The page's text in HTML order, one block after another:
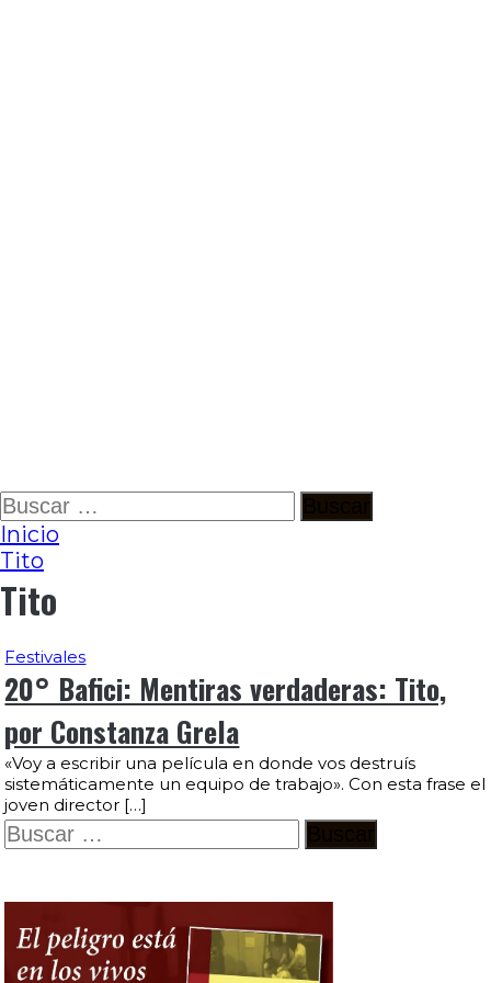
Ir
al
contenido
Buscar:
Inicio
Tito
Tito
Festivales
20° Bafici: Mentiras verdaderas: Tito,
por Constanza Grela
«Voy a escribir una película en donde vos destruís
sistemáticamente un equipo de trabajo». Con esta frase el
joven director […]
Buscar: